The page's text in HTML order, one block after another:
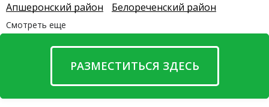
Апшеронский район
Белореченский район
Смотреть еще
РАЗМЕСТИТЬСЯ ЗДЕСЬ